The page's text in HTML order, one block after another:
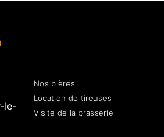
le-
Nos bières
Location de tireuses
Visite de la brasserie